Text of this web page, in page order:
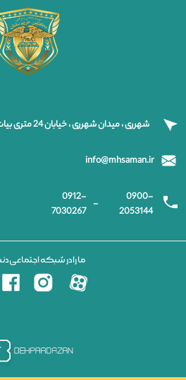
شهرری ، میدان شهرری ، خیابان 24 متری بیات ، کوچه خوش نظر ، پلاک 1
info@mhsaman.ir
0900-
2053144
-
0912-
7030267
ما را در شبکه اجتماعی